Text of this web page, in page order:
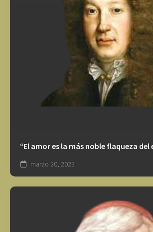
“El amor es la más noble flaqueza del
marzo 20, 2023